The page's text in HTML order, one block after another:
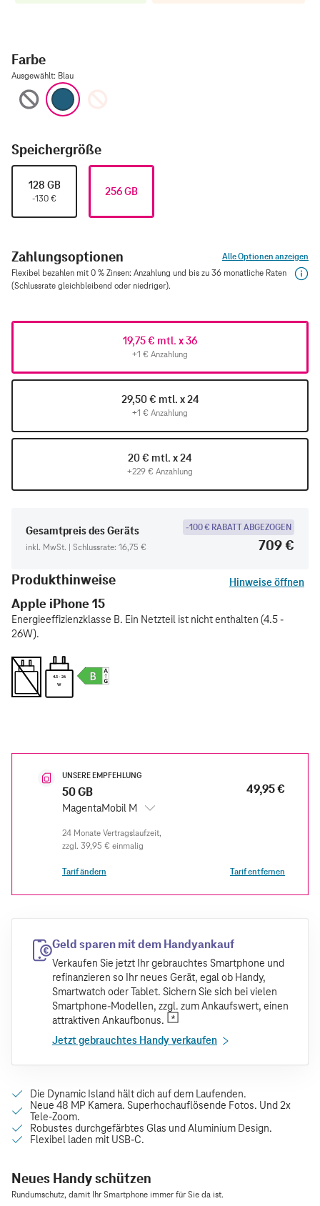
Farbe
Ausgewählt: Blau
Schwarz
Speichergröße
128 GB
-130 €
256 GB
Zahlungsoptionen
Alle Optionen anzeigen
Flexibel bezahlen mit 0 % Zinsen: Anzahlung und bis zu 36 monatliche Raten
(Schlussrate gleichbleibend oder niedriger).
19,75 € mtl. x 36
+1 € Anzahlung
29,50 € mtl. x 24
+1 € Anzahlung
20 € mtl. x 24
+229 € Anzahlung
Gesamtpreis des Geräts
inkl. MwSt. | Schlussrate: 16,75 €
-100 € RABATT ABGEZOGEN
709 €
Produkthinweise
Hinweise öffnen
Apple iPhone 15
Energieeffizienzklasse B. Ein Netzteil ist nicht enthalten (4.5 -
26W).
4.5 - 26
W
UNSERE EMPFEHLUNG
50 GB
MagentaMobil M
49,95 €
zzgl. 39,95 € einmalig
Tarif ändern Tarif entfernen
Geld sparen mit dem Handyankauf
Verkaufen Sie jetzt Ihr gebrauchtes Smartphone und
refinanzieren so Ihr neues Gerät, egal ob Handy,
Smartwatch oder Tablet. Sichern Sie sich bei vielen
Smartphone-Modellen, zzgl. zum Ankaufswert, einen
attraktiven Ankaufbonus.
Jetzt gebrauchtes Handy verkaufen
Neues Handy schützen
Rundumschutz, damit Ihr Smartphone immer für Sie da ist.